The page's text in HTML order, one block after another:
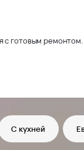
с готовым
С кухней